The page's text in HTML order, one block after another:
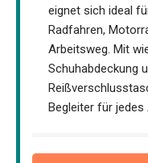
eignet sich ideal
Radfahren,
Arbeitsweg. Mit
Schuhabdeckung
Begleiter für jedes